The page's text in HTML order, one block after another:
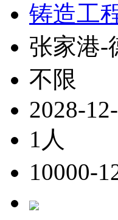
铸造工
张家港-
不限
2028-
1人
10000-